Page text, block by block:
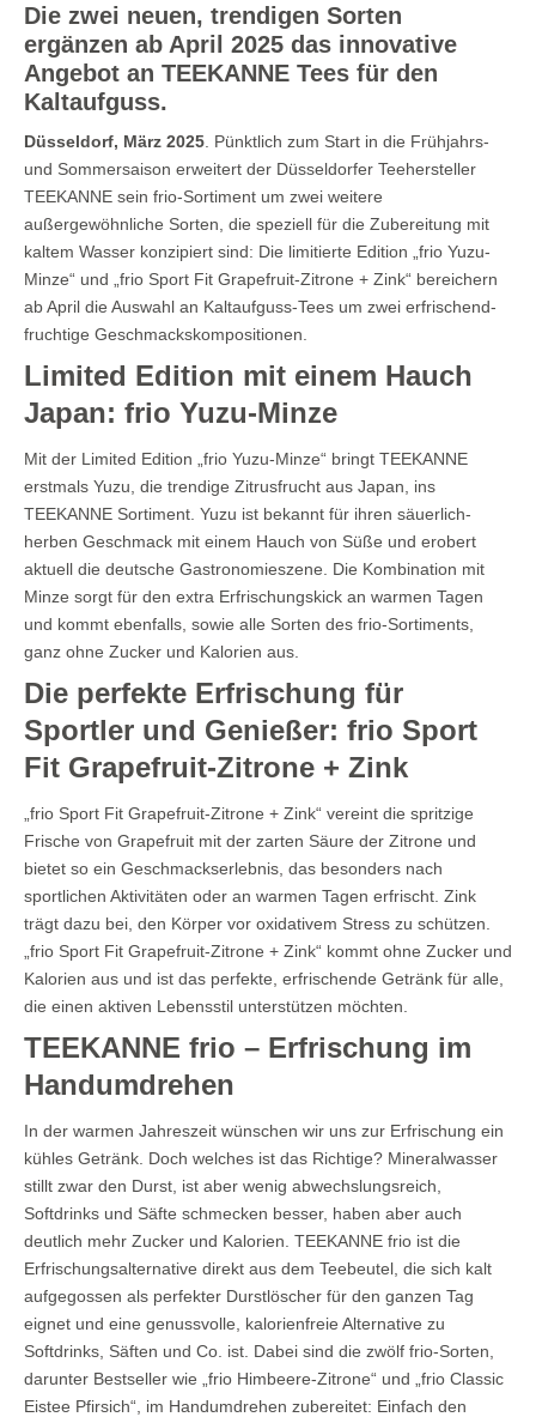
Die zwei neuen, trendigen Sorten
ergänzen ab April 2025 das innovative
Angebot an TEEKANNE Tees für den
Kaltaufguss.
Düsseldorf, März 2025 . Pünktlich zum Start in die Frühjahrs-
und Sommersaison erweitert der Düsseldorfer Teehersteller
TEEKANNE sein frio-Sortiment um zwei weitere
außergewöhnliche Sorten, die speziell für die Zubereitung mit
kaltem Wasser konzipiert sind: Die limitierte Edition „frio Yuzu-
Minze“ und „frio Sport Fit Grapefruit-Zitrone + Zink“ bereichern
ab April die Auswahl an Kaltaufguss-Tees um zwei erfrischend-
fruchtige Geschmackskompositionen.
Limited Edition mit einem Hauch
Japan: frio Yuzu-Minze
Mit der Limited Edition „frio Yuzu-Minze“ bringt TEEKANNE
erstmals Yuzu, die trendige Zitrusfrucht aus Japan, ins
TEEKANNE Sortiment. Yuzu ist bekannt für ihren säuerlich-
herben Geschmack mit einem Hauch von Süße und erobert
aktuell die deutsche Gastronomieszene. Die Kombination mit
Minze sorgt für den extra Erfrischungskick an warmen Tagen
und kommt ebenfalls, sowie alle Sorten des frio-Sortiments,
ganz ohne Zucker und Kalorien aus.
Die perfekte Erfrischung für
Sportler und Genießer: frio Sport
Fit Grapefruit-Zitrone + Zink
„frio Sport Fit Grapefruit-Zitrone + Zink“ vereint die spritzige
Frische von Grapefruit mit der zarten Säure der Zitrone und
bietet so ein Geschmackserlebnis, das besonders nach
sportlichen Aktivitäten oder an warmen Tagen erfrischt. Zink
trägt dazu bei, den Körper vor oxidativem Stress zu schützen.
„frio Sport Fit Grapefruit-Zitrone + Zink“ kommt ohne Zucker und
Kalorien aus und ist das perfekte, erfrischende Getränk für alle,
die einen aktiven Lebensstil unterstützen möchten.
TEEKANNE frio – Erfrischung im
Handumdrehen
In der warmen Jahreszeit wünschen wir uns zur Erfrischung ein
kühles Getränk. Doch welches ist das Richtige? Mineralwasser
stillt zwar den Durst, ist aber wenig abwechslungsreich,
Softdrinks und Säfte schmecken besser, haben aber auch
deutlich mehr Zucker und Kalorien. TEEKANNE frio ist die
Erfrischungsalternative direkt aus dem Teebeutel, die sich kalt
aufgegossen als perfekter Durstlöscher für den ganzen Tag
eignet und eine genussvolle, kalorienfreie Alternative zu
Softdrinks, Säften und Co. ist. Dabei sind die zwölf frio-Sorten,
darunter Bestseller wie „frio Himbeere-Zitrone“ und „frio Classic
Eistee Pfirsich“, im Handumdrehen zubereitet: Einfach den